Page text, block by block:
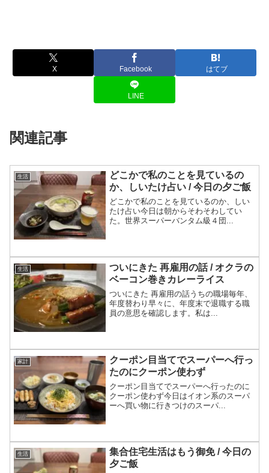
X Facebook はてブ
LINE
関連記事
生活
どこかで私のことを見ているの
か、しいたけ占い / 今日の夕ご飯
どこかで私のことを見ているのか、しい
たけ占い今日は朝からそわそわしてい
た。世界スーパーバンタム級４団...
生活
ついにきた 再雇用の話 / オクラの
ベーコン巻きカレーライス
ついにきた 再雇用の話うちの職場毎年、
年度替わり早々に、年度末で退職する職
員の意思を確認します。私は...
家計
クーポン目当てでスーパーへ行っ
たのにクーポン使わず
クーポン目当てでスーパーへ行ったのに
クーポン使わず今日はイオン系のスーパ
ーへ買い物に行きつけのスーパ...
生活
集合住宅生活はもう御免 / 今日の
夕ご飯